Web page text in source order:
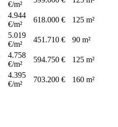
€/m²
4.944
€/m²
618.000 € 125 m²
5.019
€/m²
451.710 € 90 m²
4.758
€/m²
594.750 € 125 m²
4.395
€/m²
703.200 € 160 m²